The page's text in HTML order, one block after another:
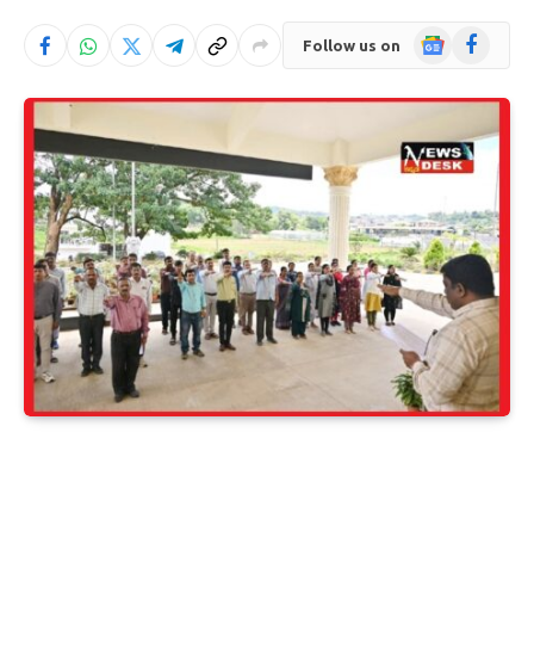
Follow us on
GoogleFacebook